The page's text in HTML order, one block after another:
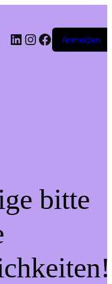
LinkedIn
Instagram
Facebook
Anmelden
bitte